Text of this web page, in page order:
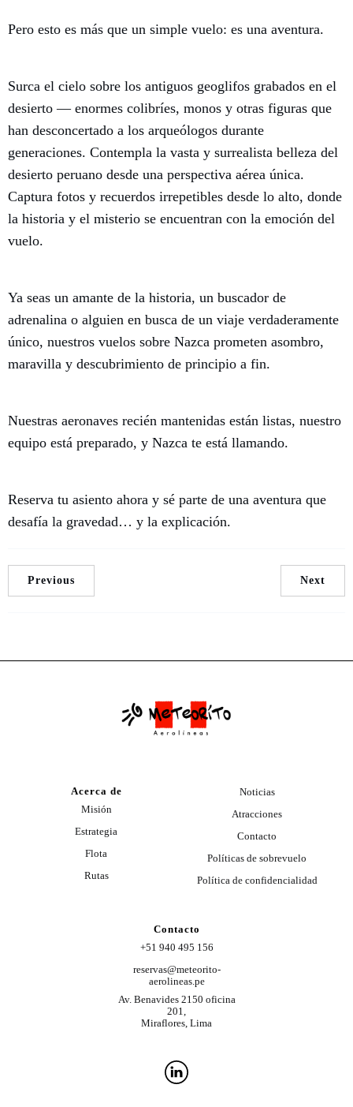
Pero esto es más que un simple vuelo: es una aventura.
Surca el cielo sobre los antiguos geoglifos grabados en el
desierto — enormes colibríes, monos y otras figuras que
han desconcertado a los arqueólogos durante
generaciones. Contempla la vasta y surrealista belleza del
desierto peruano desde una perspectiva aérea única.
Captura fotos y recuerdos irrepetibles desde lo alto, donde
la historia y el misterio se encuentran con la emoción del
vuelo.
Ya seas un amante de la historia, un buscador de
adrenalina o alguien en busca de un viaje verdaderamente
único, nuestros vuelos sobre Nazca prometen asombro,
maravilla y descubrimiento de principio a fin.
Nuestras aeronaves recién mantenidas están listas, nuestro
equipo está preparado, y Nazca te está llamando.
Reserva tu asiento ahora y sé parte de una aventura que
desafía la gravedad… y la explicación.
Previous Next
Acerca de
Misión
Estrategia
Flota
Rutas
Noticias
Atracciones
Contacto
Políticas de sobrevuelo
Política de confidencialidad
Contacto
+51 940 495 156
reservas@meteorito-
aerolineas.pe
Av. Benavides 2150 oficina
201,
Miraflores, Lima